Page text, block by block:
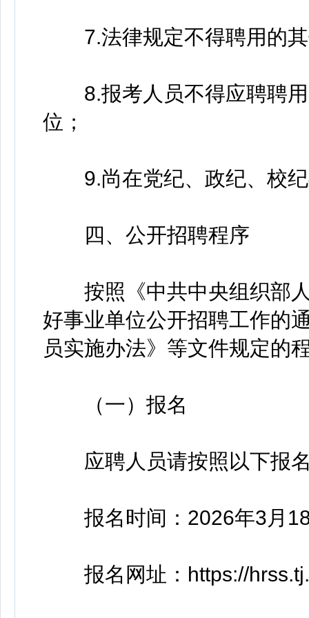
7.法律规定不得聘用的其
8.报考人员不得应聘聘用
位；
9.尚在党纪、政纪、校纪
四、公开招聘程序
按照《中共中央组织部人
好事业单位公开招聘工作的
员实施办法》等文件规定的
（一）报名
应聘人员请按照以下报名
报名时间：2026年3月18
报名网址：https://